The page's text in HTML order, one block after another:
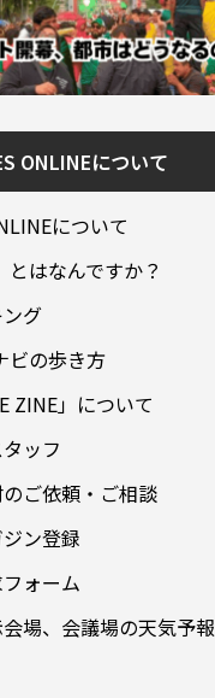
ONLINEについて
について
とはなんですか？
グ
ビの歩き方
ZINE」について
ッフ
ご依頼・ご相談
ン登録
ォーム
場、会議場の天気予報